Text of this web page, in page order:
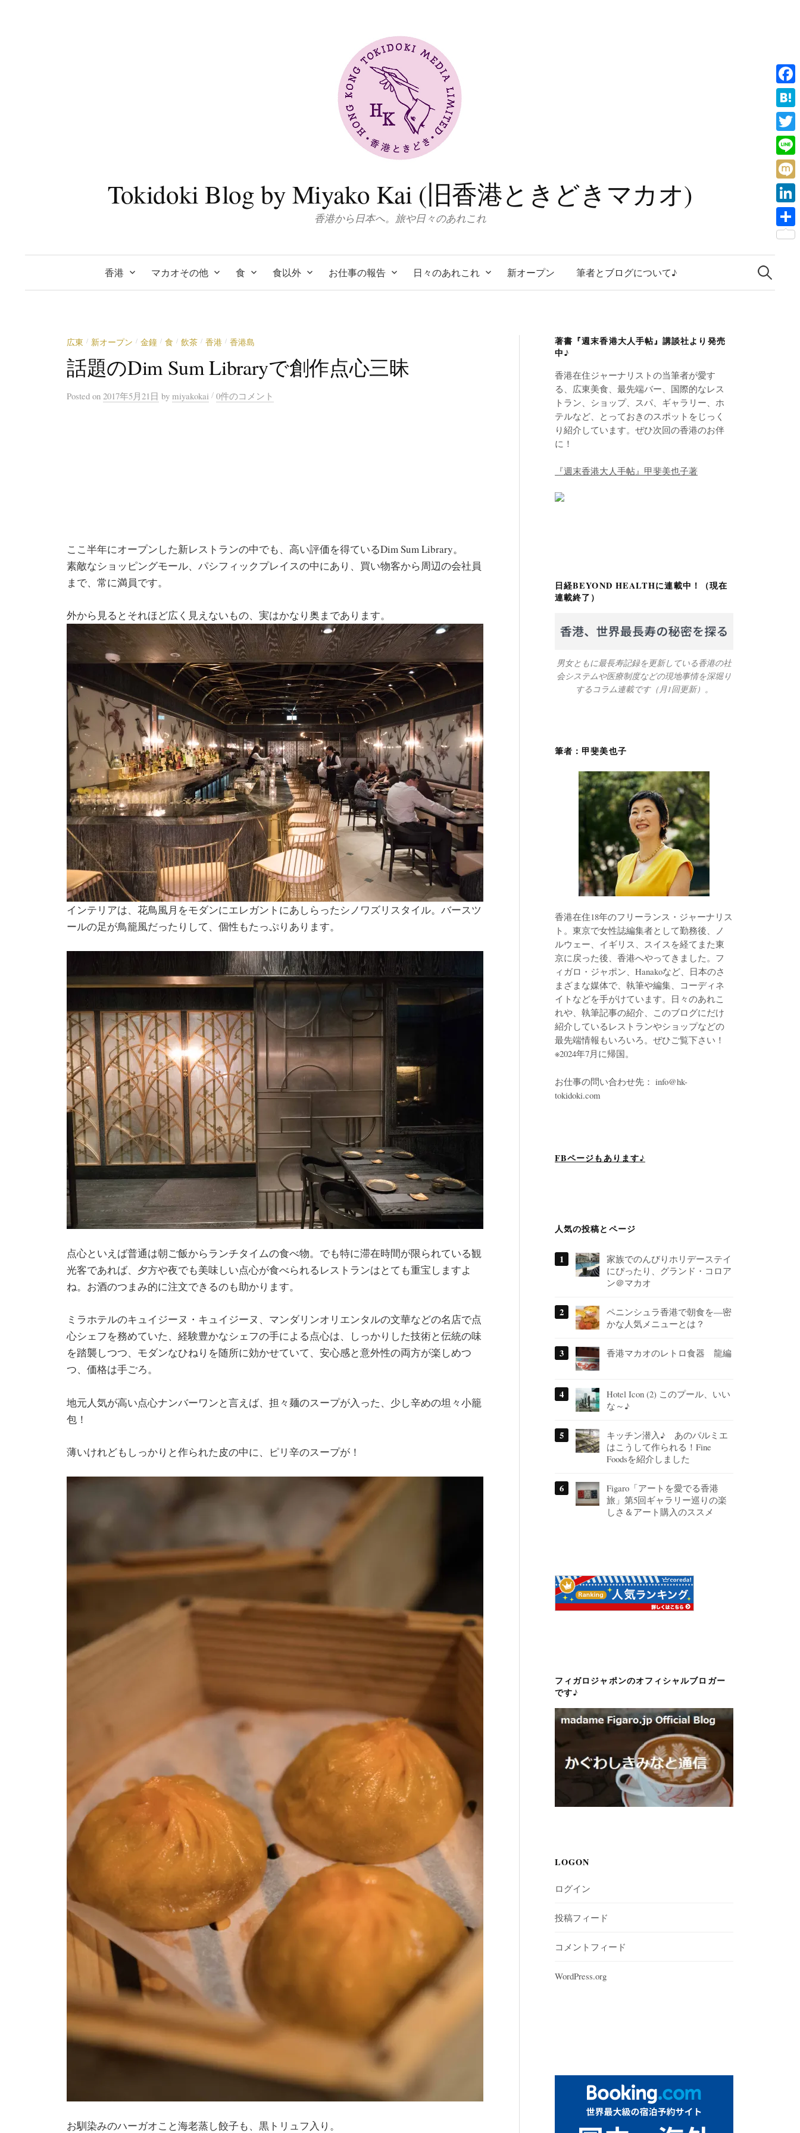
Tokidoki Blog by Miyako Kai (旧香港ときどきマカオ)
香港から日本へ。旅や日々のあれこれ
香港 マカオその他 食 食以外 お仕事の報告 日々のあれこれ 新オープン 筆者とブログについて♪
検
索:
広東 / 新オープン / 金鐘 / 食 / 飲茶 / 香港 / 香港島
話題のDim Sum Libraryで創作点心三昧
Posted on 2017年5月21日 by miyakokai / 0件のコメント
ここ半年にオープンした新レストランの中でも、高い評価を得ているDim Sum Library。
素敵なショッピングモール、パシフィックプレイスの中にあり、買い物客から周辺の会社員
まで、常に満員です。
外から見るとそれほど広く見えないもの、実はかなり奥まであります。
インテリアは、花鳥風月をモダンにエレガントにあしらったシノワズリスタイル。バースツ
ールの足が鳥籠風だったりして、個性もたっぷりあります。
点心といえば普通は朝ご飯からランチタイムの食べ物。でも特に滞在時間が限られている観
光客であれば、夕方や夜でも美味しい点心が食べられるレストランはとても重宝しますよ
ね。お酒のつまみ的に注文できるのも助かります。
ミラホテルのキュイジーヌ・キュイジーヌ、マンダリンオリエンタルの文華などの名店で点
心シェフを務めていた、経験豊かなシェフの手による点心は、しっかりした技術と伝統の味
を踏襲しつつ、モダンなひねりを随所に効かせていて、安心感と意外性の両方が楽しめつ
つ、価格は手ごろ。
地元人気が高い点心ナンバーワンと言えば、担々麺のスープが入った、少し辛めの坦々小籠
包！
薄いけれどもしっかりと作られた皮の中に、ピリ辛のスープが！
お馴染みのハーガオこと海老蒸し餃子も、黒トリュフ入り。
著書『週末香港大人手帖』講談社より発売
中♪
香港在住ジャーナリストの当筆者が愛す
る、広東美食、最先端バー、国際的なレス
トラン、ショップ、スパ、ギャラリー、ホ
テルなど、とっておきのスポットをじっく
り紹介しています。ぜひ次回の香港のお伴
に！
『週末香港大人手帖』甲斐美也子著
日経BEYOND HEALTHに連載中！（現在
連載終了）
男女ともに最長寿記録を更新している香港の社
会システムや医療制度などの現地事情を深堀り
するコラム連載です（月1回更新）。
筆者：甲斐美也子
香港在住18年のフリーランス・ジャーナリス
ト。東京で女性誌編集者として勤務後、ノ
ルウェー、イギリス、スイスを経てまた東
京に戻った後、香港へやってきました。フ
ィガロ・ジャポン、Hanakoなど、日本のさ
まざまな媒体で、執筆や編集、コーディネ
イトなどを手がけています。日々のあれこ
れや、執筆記事の紹介、このブログにだけ
紹介しているレストランやショップなどの
最先端情報もいろいろ。ぜひご覧下さい！
※2024年7月に帰国。
お仕事の問い合わせ先： info@hk-
tokidoki.com
FBページもあります♪
人気の投稿とページ
家族でのんびりホリデーステイ
にぴったり、グランド・コロア
ン＠マカオ
ペニンシュラ香港で朝食を―密
かな人気メニューとは？
香港マカオのレトロ食器 龍編
Hotel Icon (2) このプール、いい
な～♪
キッチン潜入♪ あのパルミエ
はこうして作られる！Fine
Foodsを紹介しました
Figaro「アートを愛でる香港
旅」第5回ギャラリー巡りの楽
しさ＆アート購入のススメ
フィガロジャポンのオフィシャルブロガー
です♪
LOGON
ログイン
投稿フィード
コメントフィード
WordPress.org
F
a
c
e
b
o
o
k
H
a
t
e
n
a
T
w
i
t
e
L
i
n
e
M
i
x
L
i
共